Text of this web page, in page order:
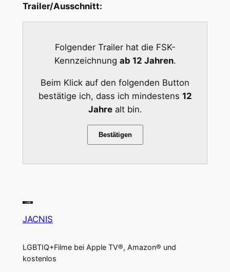
Trailer/Ausschnitt:
Folgender Trailer hat die FSK-
Kennzeichnung ab 12 Jahren.
Beim Klick auf den folgenden Button
bestätige ich, dass ich mindestens 12
Jahrealt bin.
Bestätigen
JACNIS
LGBTIQ+Filme bei Apple TV®, Amazon® und
kostenlos